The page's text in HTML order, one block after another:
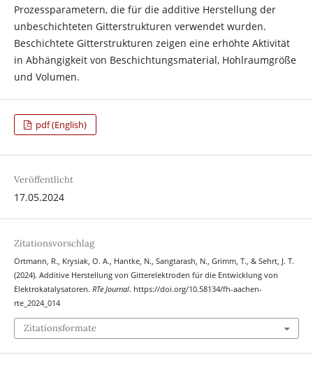
Prozessparametern, die für die additive Herstellung der
unbeschichteten Gitterstrukturen verwendet wurden.
Beschichtete Gitterstrukturen zeigen eine erhöhte Aktivität
in Abhängigkeit von Beschichtungsmaterial, Hohlraumgröße
und Volumen.
pdf (English)
Veröffentlicht
17.05.2024
Zitationsvorschlag
Ortmann, R., Krysiak, O. A., Hantke, N., Sangtarash, N., Grimm, T., & Sehrt, J. T.
(2024). Additive Herstellung von Gitterelektroden für die Entwicklung von
Elektrokatalysatoren. RTe Journal. https://doi.org/10.58134/fh-aachen-
rte_2024_014
Zitationsformate